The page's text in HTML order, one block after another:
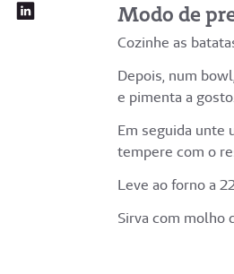
Modo de
Cozinhe as
Depois, num
e pimenta a
Em seguida unte
tempere com o
Leve ao forno a
Sirva com molho